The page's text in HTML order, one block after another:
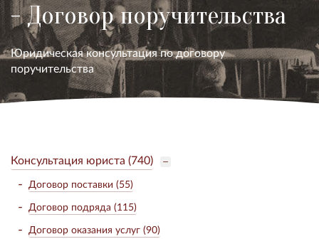
- Договор поручительства
Юридическая консультация по договору
поручительства
Консультация юриста (740)
Договор поставки (55)
Договор подряда (115)
Договор оказания услуг (90)